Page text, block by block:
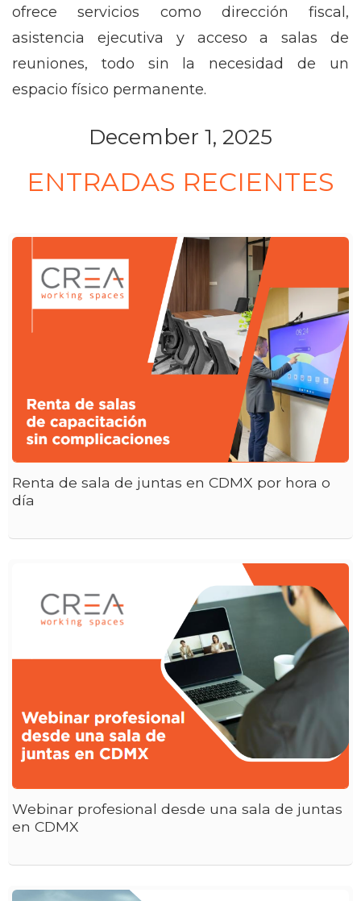
ofrece servicios como dirección fiscal,
asistencia ejecutiva y acceso a salas de
reuniones, todo sin la necesidad de un
espacio físico permanente.
December 1, 2025
ENTRADAS RECIENTES
Renta de sala de juntas en CDMX por hora o
día
Webinar profesional desde una sala de juntas
en CDMX